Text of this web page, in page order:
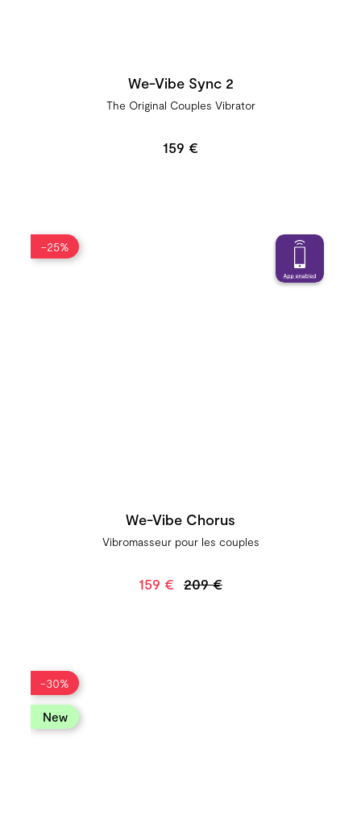
We-Vibe Sync 2
The Original Couples Vibrator
159 €
-25%
We-Vibe Chorus
Vibromasseur pour les couples
159 € 209 €
new
-30%